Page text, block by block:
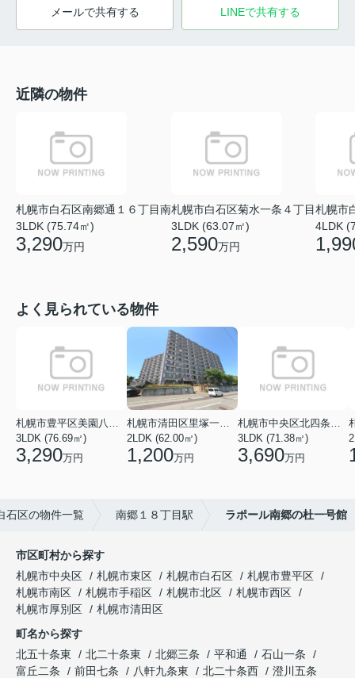
メールで共有する LINEで共有する
近隣の物件
札幌市白石区南郷通１６丁目南
3LDK (75.74㎡)
3,290万円
札幌市白石区菊水一条４丁目
3LDK (63.07㎡)
2,590万円
札幌市
4LDK
よく見られている物件
3LDK (76.69㎡)
3,290万円
2LDK (62.00㎡)
1,200万円
3LDK (71.38㎡)
3,690万円
石区の物件一覧 南郷１８丁目駅 ラポール南郷の杜一号館
市区町村から探す
札幌市中央区
札幌市東区 札幌市白石区
札幌市豊平区
札幌市南区
札幌市手稲区 札幌市北区
札幌市西区
札幌市厚別区
札幌市清田区
町名から探す
北五十条東
北二十条東 北郷三条 平和通
石山一条
富丘二条
前田七条 八軒九条東 北二十条西
澄川五条